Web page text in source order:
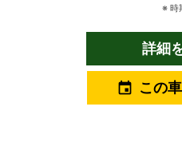
から受け継いだイヴォークなら
が特徴。 無駄を削ぎ落とした美
街中からリゾートエリアまで自
それでいて上質さがしっかりと
※ 時
詳細
event この